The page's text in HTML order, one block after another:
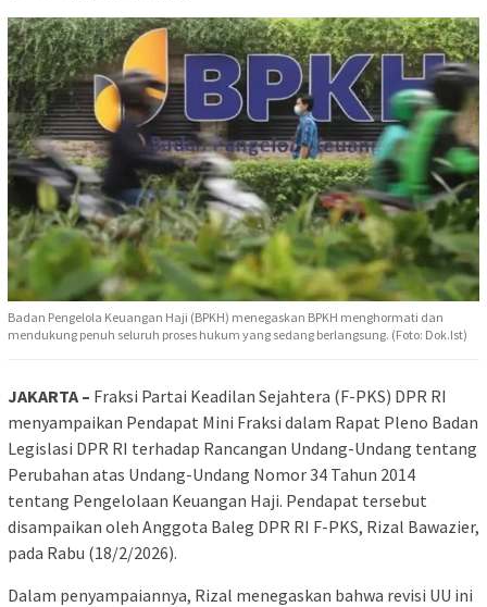
Badan Pengelola Keuangan Haji (BPKH) menegaskan BPKH menghormati dan
mendukung penuh seluruh proses hukum yang sedang berlangsung. (Foto: Dok.Ist)
JAKARTA – Fraksi Partai Keadilan Sejahtera (F-PKS) DPR RI
menyampaikan Pendapat Mini Fraksi dalam Rapat Pleno Badan
Legislasi DPR RI terhadap Rancangan Undang-Undang tentang
Perubahan atas Undang-Undang Nomor 34 Tahun 2014
tentang Pengelolaan Keuangan Haji. Pendapat tersebut
disampaikan oleh Anggota Baleg DPR RI F-PKS, Rizal Bawazier,
pada Rabu (18/2/2026).
Dalam penyampaiannya, Rizal menegaskan bahwa revisi UU ini